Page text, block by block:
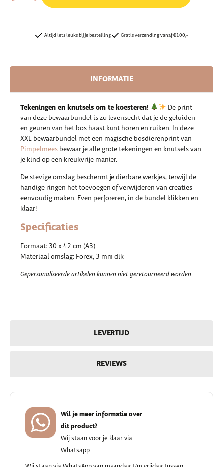
Altijd iets leuks bij je bestelling! Gratis verzending vanaf €100,-
INFORMATIE
LEVERTIJD
REVIEWS
Tekeningen en knutsels om te koesteren!
De print
van deze bewaarbundel is zo levensecht dat je de geluiden
en geuren van het bos haast kunt horen en ruiken. In deze
XXL bewaarbundel met een magische bosdierenprint van
Pimpelmees bewaar je alle grote tekeningen en knutsels van
je kind op een kreukvrije manier.
De stevige omslag beschermt je dierbare werkjes, terwijl de
handige ringen het toevoegen of verwijderen van creaties
eenvoudig maken. Even perforeren, in de bundel klikken en
klaar!
Specificaties
Formaat: 30 x 42 cm (A3)
Materiaal omslag: Forex, 3 mm dik
Gepersonaliseerde artikelen kunnen niet geretourneerd worden.
Wil je meer informatie over
dit product?
Wij staan voor je klaar via
Whatsapp